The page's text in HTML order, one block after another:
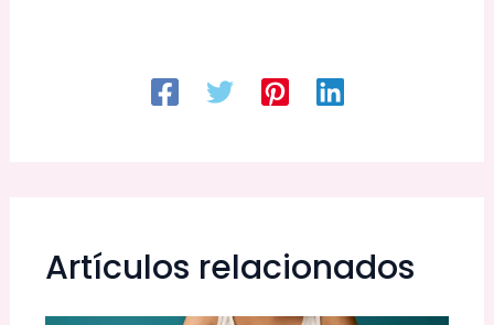
Artículos relacionados